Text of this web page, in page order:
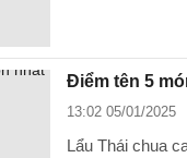
Điểm tên 5
13:02 05/01/2025
Lẩu Thái chua